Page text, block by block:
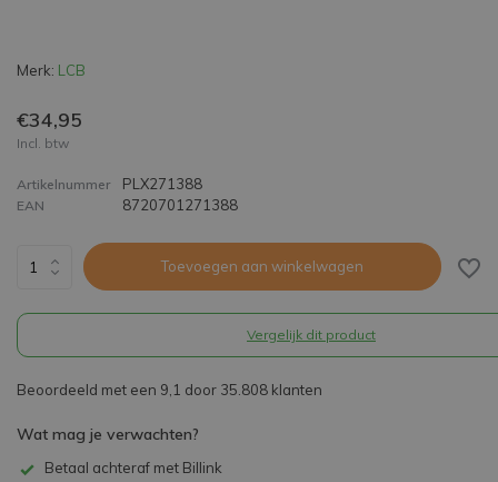
Merk: LCB
€34,95
Incl. btw
Artikelnummer PLX271388
EAN 8720701271388
Toevoegen aan winkelwagen
Vergelijk dit product
Beoordeeld met een 9,1 door 35.808 klanten
Wat mag je verwachten?
Betaal achteraf met Billink